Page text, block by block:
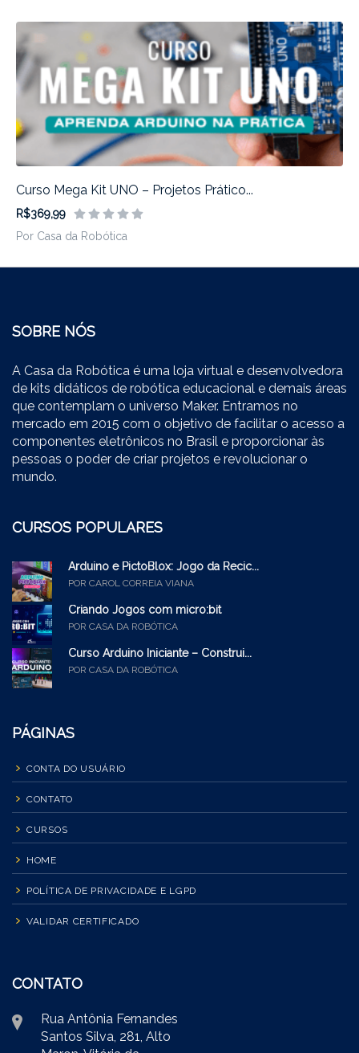
Curso Mega Kit UNO – Projetos Prático...
R$369,99
Por Casa da Robótica
SOBRE NÓS
A Casa da Robótica é uma loja virtual e desenvolvedora
de kits didáticos de robótica educacional e demais áreas
que contemplam o universo Maker. Entramos no
mercado em 2015 com o objetivo de facilitar o acesso a
componentes eletrônicos no Brasil e proporcionar às
pessoas o poder de criar projetos e revolucionar o
mundo.
CURSOS POPULARES
Arduino e PictoBlox: Jogo da Recic...
POR CAROL CORREIA VIANA
Criando Jogos com micro:bit
POR CASA DA ROBÓTICA
Curso Arduino Iniciante – Construi...
POR CASA DA ROBÓTICA
PÁGINAS
CONTA DO USUÁRIO
CONTATO
CURSOS
HOME
POLÍTICA DE PRIVACIDADE E LGPD
VALIDAR CERTIFICADO
CONTATO
Rua Antônia Fernandes
Santos Silva, 281, Alto